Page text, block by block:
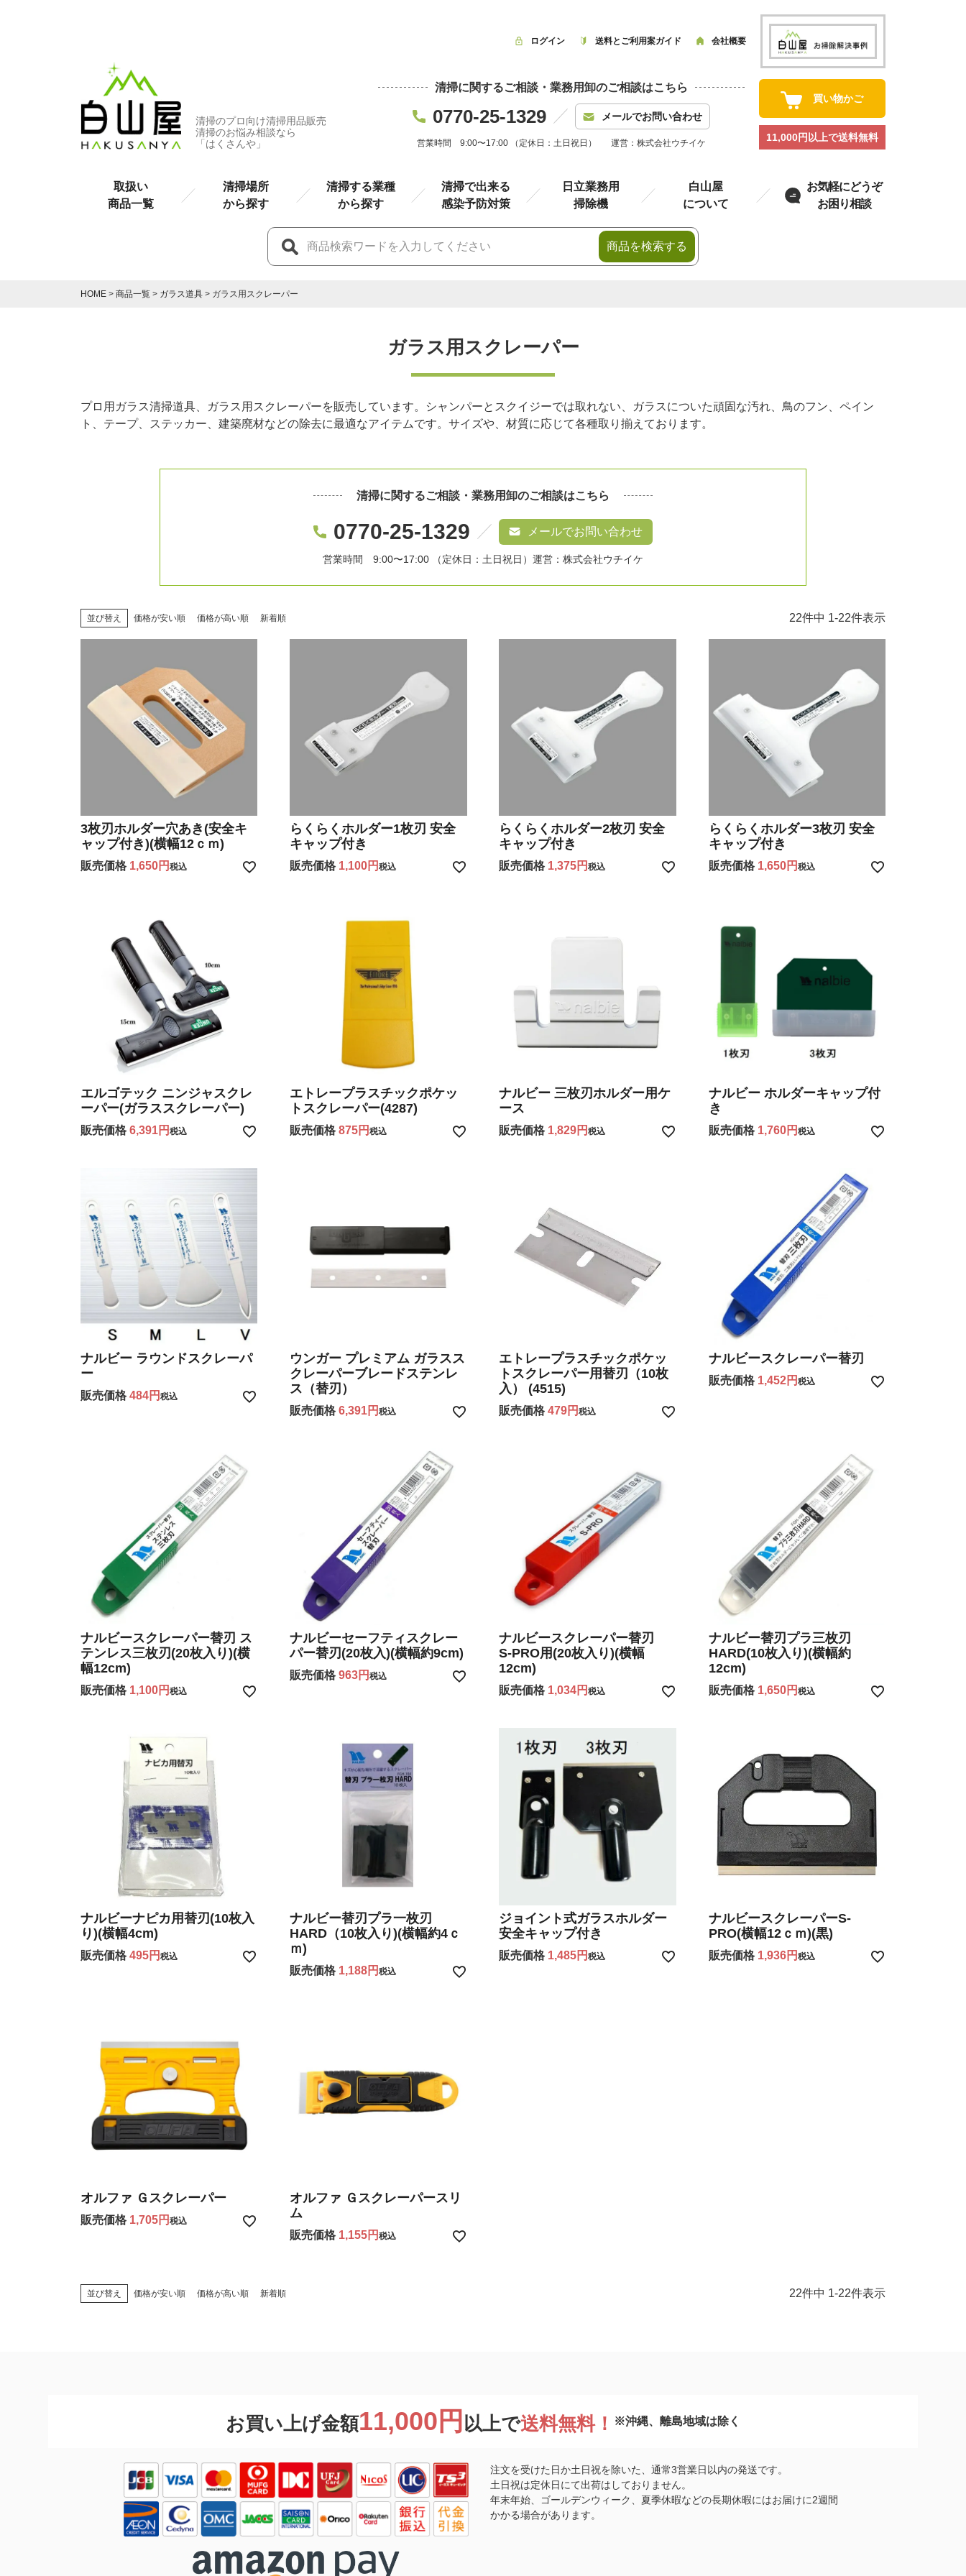
清掃のプロ向け清掃用品販売
清掃のお悩み相談なら
「はくさんや」
ログイン 送料とご利用案ガイド 会社概要
清掃に関するご相談・業務用卸のご相談はこちら
0770-25-1329 メールでお問い合わせ
営業時間 9:00〜17:00 （定休日：土日祝日） 運営：株式会社ウチイケ
買い物かご
11,000円以上で送料無料
取扱い
商品一覧
清掃場所
から探す
清掃する業種
から探す
清掃で出来る
感染予防対策
日立業務用
掃除機
白山屋
について
お気軽にどうぞ
お困り相談
商品を検索する
HOME 商品一覧 ガラス道具 ガラス用スクレーパー
ガラス用スクレーパー
プロ用ガラス清掃道具、ガラス用スクレーパーを販売しています。シャンパーとスクイジーでは取れない、ガラスについた頑固な汚れ、鳥のフン、ペイン
ト、テープ、ステッカー、建築廃材などの除去に最適なアイテムです。サイズや、材質に応じて各種取り揃えております。
清掃に関するご相談・ 業務用卸のご相談はこちら
0770-25-1329 メールでお問い合わせ
営業時間 9:00〜17:00 （定休日：土日祝日） 運営：株式会社ウチイケ
並び替え 価格が安い順 価格が高い順 新着順 22件中 1-22件表示
3枚刃ホルダー穴あき(安全キ
ャップ付き)(横幅12ｃｍ)
販売価格 1,650 税込
らくらくホルダー1枚刃 安全
キャップ付き
販売価格 1,100 税込
らくらくホルダー2枚刃 安全
キャップ付き
販売価格 1,375 税込
らくらくホルダー3枚刃 安全
キャップ付き
販売価格 1,650 税込
エルゴテック ニンジャスクレ
ーパー(ガラススクレーパー)
販売価格 6,391 税込
エトレープラスチックポケッ
トスクレーパー(4287)
販売価格 875 税込
ナルビー 三枚刃ホルダー用ケ
ース
販売価格 1,829 税込
ナルビー ホルダーキャップ付
き
販売価格 1,760 税込
ナルビー ラウンドスクレーパ
ー
販売価格 484 税込
ウンガー プレミアム ガラスス
クレーパーブレードステンレ
ス（替刃）
販売価格 6,391 税込
エトレープラスチックポケッ
トスクレーパー用替刃（10枚
入） (4515)
販売価格 479 税込
ナルビースクレーパー替刃
販売価格 1,452 税込
ナルビースクレーパー替刃 ス
テンレス三枚刃(20枚入り)(横
幅12cm)
販売価格 1,100 税込
ナルビーセーフティスクレー
パー替刃(20枚入)(横幅約9cm)
販売価格 963 税込
ナルビースクレーパー替刃
S-PRO用(20枚入り)(横幅
12cm)
販売価格 1,034 税込
ナルビー替刃プラ三枚刃
HARD(10枚入り)(横幅約
12cm)
販売価格 1,650 税込
ナルビーナピカ用替刃(10枚入
り)(横幅4cm)
販売価格 495 税込
ナルビー替刃プラ一枚刃
HARD（10枚入り)(横幅約4ｃ
ｍ)
販売価格 1,188 税込
ジョイント式ガラスホルダー
安全キャップ付き
販売価格 1,485 税込
ナルビースクレーパーS-
PRO(横幅12ｃｍ)(黒)
販売価格 1,936 税込
オルファ Ｇスクレーパー
販売価格 1,705 税込
オルファ Ｇスクレーパースリ
ム
販売価格 1,155 税込
並び替え 価格が安い順 価格が高い順 新着順 22件中 1-22件表示
お買い上げ金額11,000円 以上で送料無料！ ※沖縄、離島地域は除く
注文を受けた日か土日祝を除いた、通常3営業日以内の発送です。
土日祝は定休日にて出荷はしておりません。
年末年始、ゴールデンウィーク、夏季休暇などの長期休暇にはお届けに2週間
かかる場合があります。